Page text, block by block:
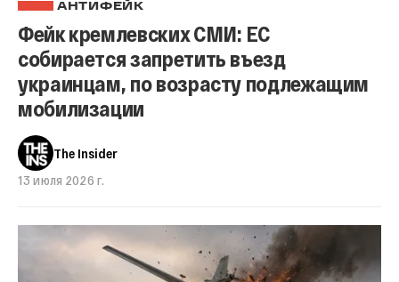
АНТИФЕЙК
Фейк кремлевских СМИ: ЕС
собирается запретить въезд
украинцам, по возрасту подлежащим
мобилизации
The Insider
13 июля 2026 г.